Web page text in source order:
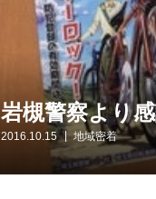
岩槻警察より
2016.10.15 地域密着